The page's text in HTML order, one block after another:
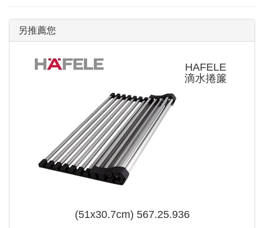
另推薦您
HAFELE
滴水捲簾
(51x30.7cm) 567.25.936